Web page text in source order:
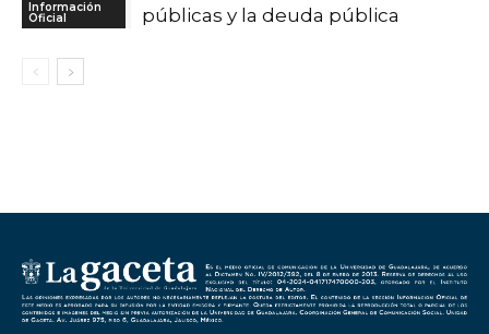
Información
Oficial
públicas y la deuda pública